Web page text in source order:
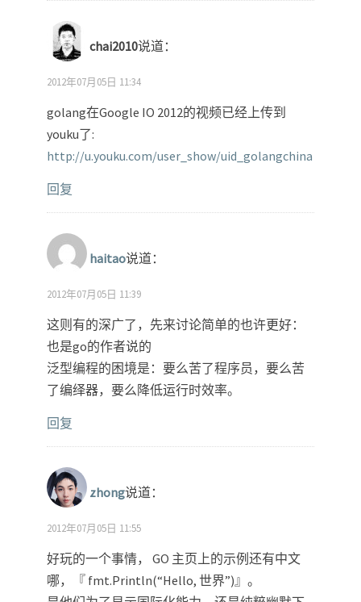
chai2010说道：
2012年07月05日 11:34
golang在Google IO 2012的视频已经上传到
youku了:
http://u.youku.com/user_show/uid_golangchina
回复
haitao说道：
2012年07月05日 11:39
这则有的深广了，先来讨论简单的也许更好：
也是go的作者说的
泛型编程的困境是：要么苦了程序员，要么苦
了编绎器，要么降低运行时效率。
回复
zhong说道：
2012年07月05日 11:55
好玩的一个事情， GO 主页上的示例还有中文
哪，『 fmt.Println(“Hello, 世界”)』。